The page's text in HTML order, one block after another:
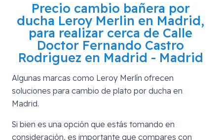
Precio cambio bañera por
ducha Leroy Merlin en Madrid,
para realizar cerca de Calle
Doctor Fernando Castro
Rodriguez en Madrid - Madrid
Algunas marcas como Leroy Merlín ofrecen
soluciones para cambio de plato por ducha en
Madrid.
Si bien es una opción que estás tomando en
consideración, es importante que compares con